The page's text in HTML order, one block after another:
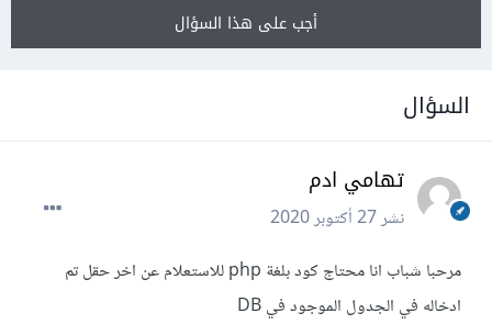
أجب على هذا السؤال
السؤال
تهامي ادم
نشر27 أكتوبر 2020
مرحبا شباب انا محتاج كود بلغة php للاستعلام عن اخر حقل تم
ادخاله في الجدول الموجود في DB